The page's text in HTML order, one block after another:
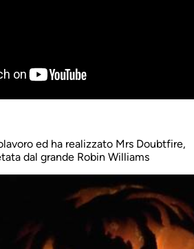
ed ha realizzato Mrs Doubtfire,
dal grande Robin Williams